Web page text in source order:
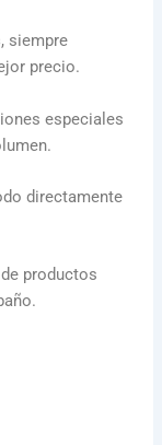
, siempre
precio.
especiales
directamente
productos